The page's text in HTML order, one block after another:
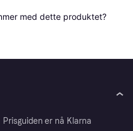
med dette produktet?
Prisguiden er nå Klarna